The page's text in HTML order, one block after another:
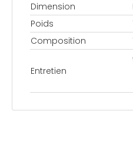
Dimension
Poids
Composition
Entretien